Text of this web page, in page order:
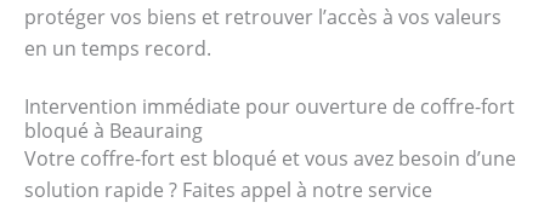
protéger vos biens et retrouver l’accès à vos valeurs
en un temps record.
Intervention immédiate pour ouverture de coffre-fort
bloqué à Beauraing
Votre coffre-fort est bloqué et vous avez besoin d’une
solution rapide ? Faites appel à notre service